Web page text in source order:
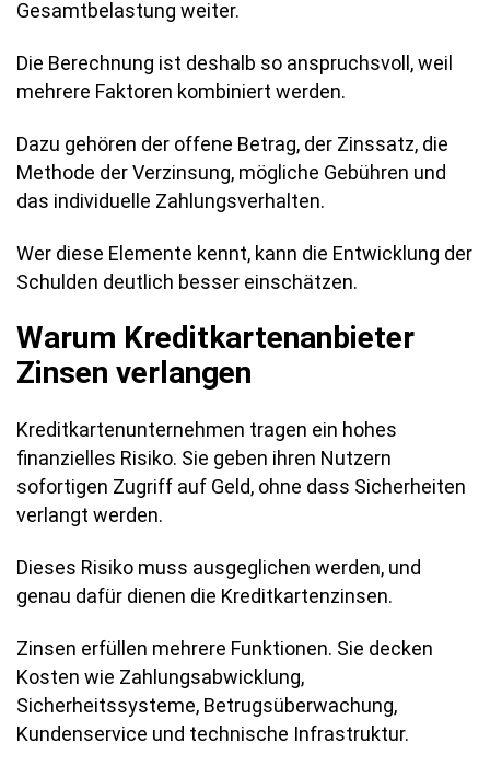
Gesamtbelastung weiter.
Die Berechnung ist deshalb so anspruchsvoll, weil
mehrere Faktoren kombiniert werden.
Dazu gehören der offene Betrag, der Zinssatz, die
Methode der Verzinsung, mögliche Gebühren und
das individuelle Zahlungsverhalten.
Wer diese Elemente kennt, kann die Entwicklung der
Schulden deutlich besser einschätzen.
Warum Kreditkartenanbieter
Zinsen verlangen
Kreditkartenunternehmen tragen ein hohes
finanzielles Risiko. Sie geben ihren Nutzern
sofortigen Zugriff auf Geld, ohne dass Sicherheiten
verlangt werden.
Dieses Risiko muss ausgeglichen werden, und
genau dafür dienen die Kreditkartenzinsen.
Zinsen erfüllen mehrere Funktionen. Sie decken
Kosten wie Zahlungsabwicklung,
Sicherheitssysteme, Betrugsüberwachung,
Kundenservice und technische Infrastruktur.